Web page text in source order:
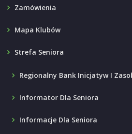
Zamówienia
Mapa Klubów
Strefa Seniora
Regionalny Bank Inicjatyw I
Informator Dla Seniora
Informacje Dla Seniora